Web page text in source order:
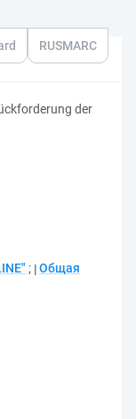
RUSMARC
der
; Общая